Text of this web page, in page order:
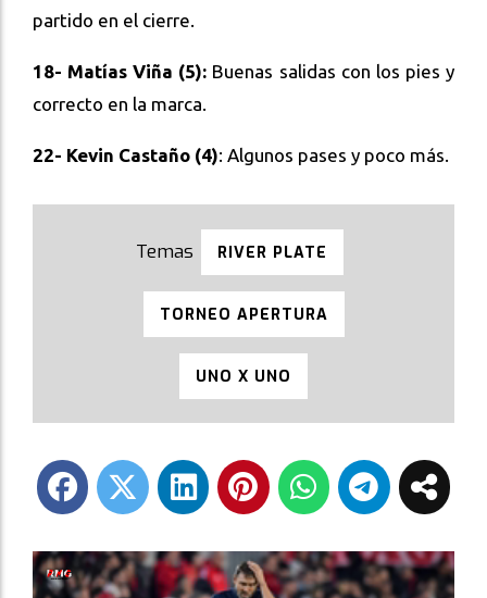
partido en el cierre.
18- Matías Viña (5): Buenas salidas con los pies y
correcto en la marca.
22- Kevin Castaño (4): Algunos pases y poco más.
RIVER PLATE
TORNEO APERTURA
UNO X UNO